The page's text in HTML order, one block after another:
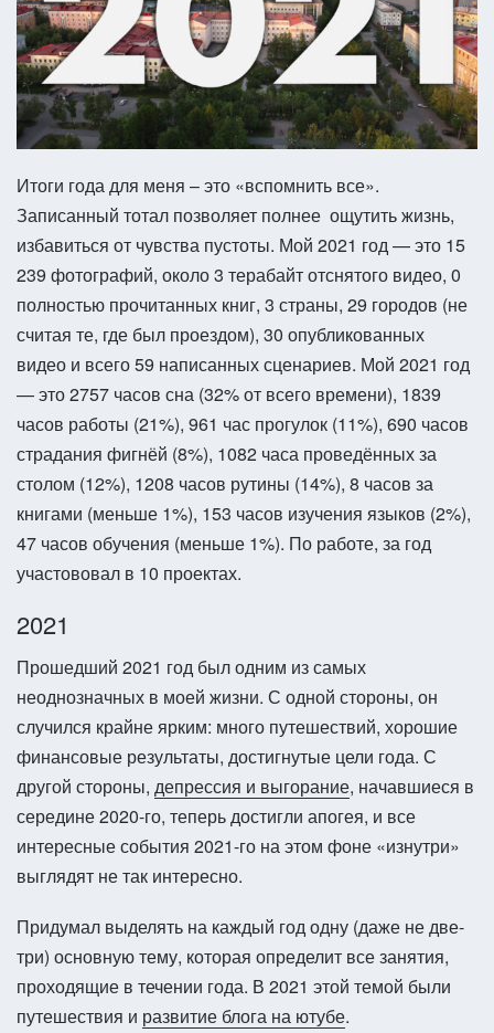
Итоги года для меня – это «вспомнить все».
Записанный тотал позволяет полнее ощутить жизнь,
избавиться от чувства пустоты. Мой 2021 год — это 15
239 фотографий, около 3 терабайт отснятого видео, 0
полностью прочитанных книг, 3 страны, 29 городов (не
считая те, где был проездом), 30 опубликованных
видео и всего 59 написанных сценариев. Мой 2021 год
— это 2757 часов сна (32% от всего времени), 1839
часов работы (21%), 961 час прогулок (11%), 690 часов
страдания фигнёй (8%), 1082 часа проведённых за
столом (12%), 1208 часов рутины (14%), 8 часов за
книгами (меньше 1%), 153 часов изучения языков (2%),
47 часов обучения (меньше 1%). По работе, за год
участововал в 10 проектах.
2021
Прошедший 2021 год был одним из самых
неоднозначных в моей жизни. С одной стороны, он
случился крайне ярким: много путешествий, хорошие
финансовые результаты, достигнутые цели года. С
другой стороны, депрессия и выгорание, начавшиеся в
середине 2020-го, теперь достигли апогея, и все
интересные события 2021-го на этом фоне «изнутри»
выглядят не так интересно.
Придумал выделять на каждый год одну (даже не две-
три) основную тему, которая определит все занятия,
проходящие в течении года. В 2021 этой темой были
путешествия и развитие блога на ютубе.